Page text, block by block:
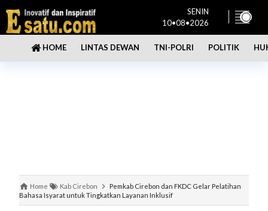
SENIN
10•08•2026
HOME LINTAS DEWAN TNI-POLRI POLITIK
Home Kab Cirebon
Pemkab Cirebon dan FKDC Gelar Pelatihan
Bahasa Isyarat untuk Tingkatkan Layanan Inklusif